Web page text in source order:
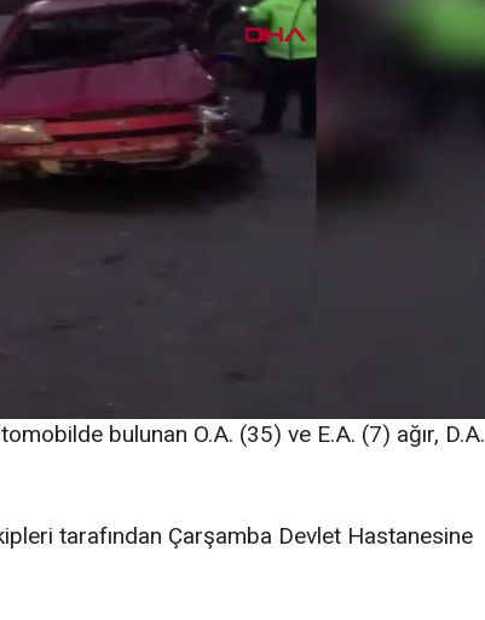
bulunan O.A. (35) ve E.A. (7) ağır, D.A.
tarafından Çarşamba Devlet Hastanesine